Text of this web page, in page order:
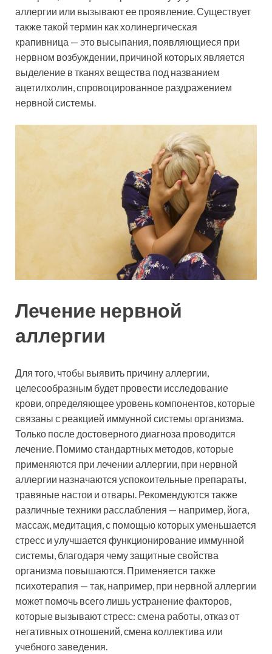
аллергии или вызывают ее проявление. Существует
также такой термин как холинергическая
крапивница — это высыпания, появляющиеся при
нервном возбуждении, причиной которых является
выделение в тканях вещества под названием
ацетилхолин, спровоцированное раздражением
нервной системы.
Лечение нервной
аллергии
Для того, чтобы выявить причину аллергии,
целесообразным будет провести исследование
крови, определяющее уровень компонентов, которые
связаны с реакцией иммунной системы организма.
Только после достоверного диагноза проводится
лечение. Помимо стандартных методов, которые
применяются при лечении аллергии, при нервной
аллергии назначаются успокоительные препараты,
травяные настои и отвары. Рекомендуются также
различные техники расслабления — например, йога,
массаж, медитация, с помощью которых уменьшается
стресс и улучшается функционирование иммунной
системы, благодаря чему защитные свойства
организма повышаются. Применяется также
психотерапия — так, например, при нервной аллергии
может помочь всего лишь устранение факторов,
которые вызывают стресс: смена работы, отказ от
негативных отношений, смена коллектива или
учебного заведения.